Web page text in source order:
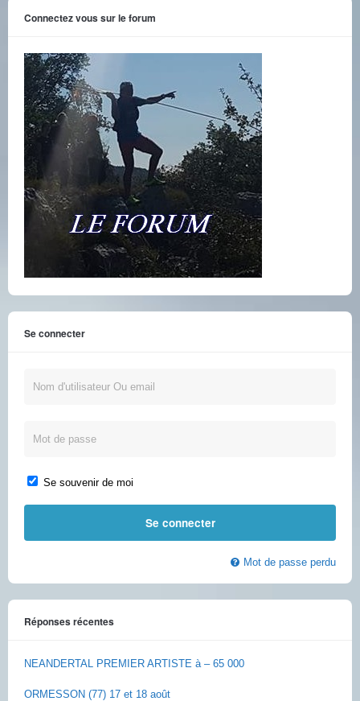
Connectez vous sur le forum
Se connecter
Se souvenir de moi
Mot de passe perdu
Réponses récentes
NEANDERTAL PREMIER ARTISTE à – 65 000
ORMESSON (77) 17 et 18 août